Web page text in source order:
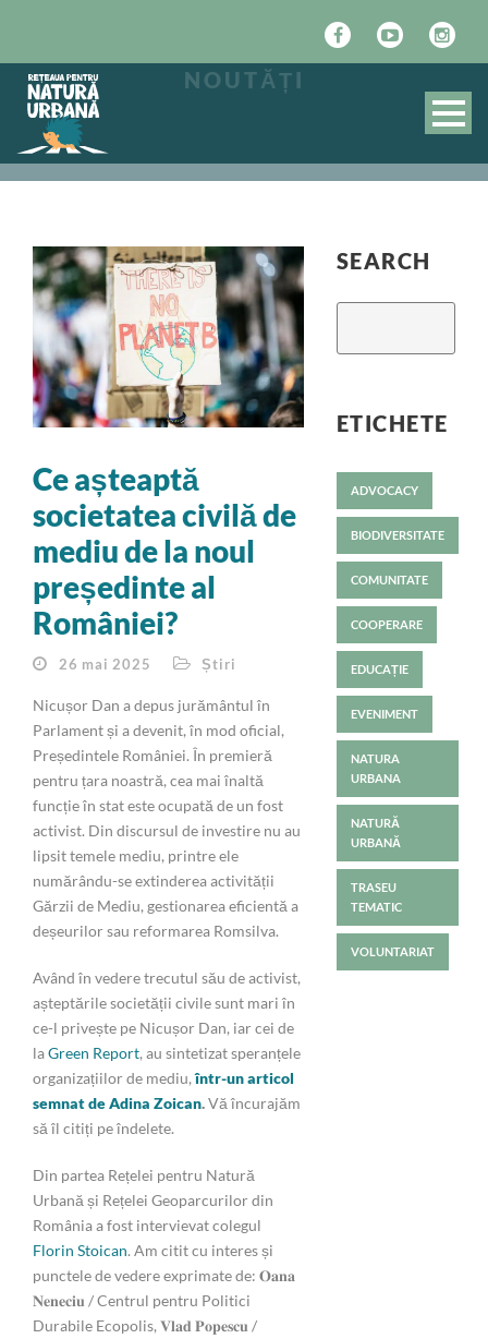
NOUTĂȚI
Ce așteaptă
societatea civilă de
mediu de la noul
președinte al
României?
26 mai 2025 Știri
Nicușor Dan a depus jurământul în
Parlament și a devenit, în mod oficial,
Președintele României. În premieră
pentru țara noastră, cea mai înaltă
funcție în stat este ocupată de un fost
activist. Din discursul de investire nu au
lipsit temele mediu, printre ele
numărându-se extinderea activității
Gărzii de Mediu, gestionarea eficientă a
deșeurilor sau reformarea Romsilva.
Având în vedere trecutul său de activist,
așteptările societății civile sunt mari în
ce-l privește pe Nicușor Dan, iar cei de
laGreen Report, au sintetizat speranțele
organizațiilor de mediu,într-un articol
semnat de Adina Zoican.Vă încurajăm
să îl citiți pe îndelete.
Din partea Rețelei pentru Natură
Urbană și Rețelei Geoparcurilor din
România a fost intervievat colegul
Florin Stoican. Am citit cu interes și
punctele de vedere exprimate de: 𝐎𝐚𝐧𝐚
𝐍𝐞𝐧𝐞𝐜𝐢𝐮 / Centrul pentru Politici
Durabile Ecopolis, 𝐕𝐥𝐚𝐝 𝐏𝐨𝐩𝐞𝐬𝐜𝐮 /
SEARCH
ETICHETE
ADVOCACY
BIODIVERSITATE
COMUNITATE
COOPERARE
EDUCAȚIE
EVENIMENT
NATURA
URBANA
NATURĂ
URBANĂ
TRASEU
TEMATIC
VOLUNTARIAT